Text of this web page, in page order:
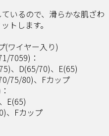
いるので、滑らかな肌ざわ
トします。
(ワイヤー入り)
7059)：
、D(65/70)、E(65)
75/80)、Fカップ
E(65)
、Fカップ